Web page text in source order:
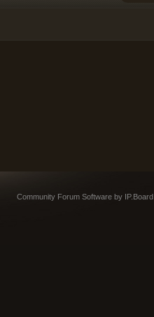
Community Forum Software by IP.Board